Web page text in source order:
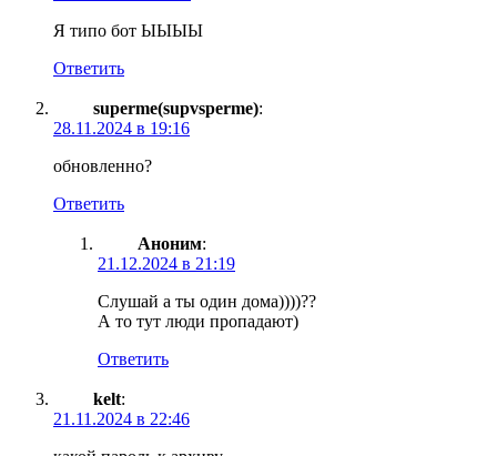
Я типо бот ЫЫЫЫ
Ответить
superme(supvsperme):
28.11.2024 в 19:16
обновленно?
Ответить
Аноним:
21.12.2024 в 21:19
Слушай а ты один дома))))??
А то тут люди пропадают)
Ответить
kelt:
21.11.2024 в 22:46